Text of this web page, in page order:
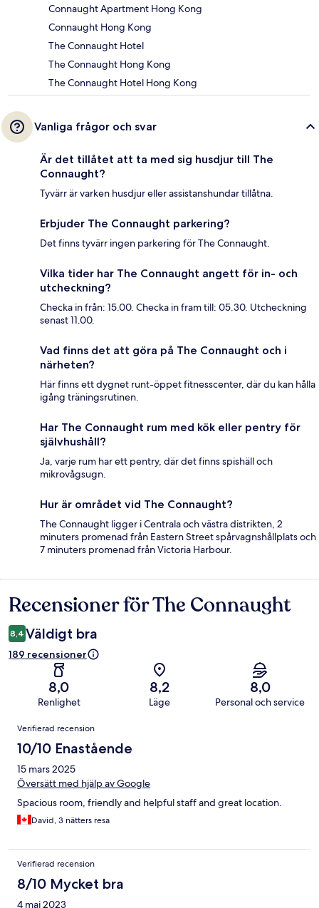
Connaught Apartment Hong Kong
Connaught Hong Kong
The Connaught Hotel
The Connaught Hong Kong
The Connaught Hotel Hong Kong
Vanliga frågor och svar
Är det tillåtet att ta med sig husdjur till The
Connaught?
Tyvärr är varken husdjur eller assistanshundar tillåtna.
Erbjuder The Connaught parkering?
Det finns tyvärr ingen parkering för The Connaught.
Vilka tider har The Connaught angett för in- och
utcheckning?
Checka in från: 15.00. Checka in fram till: 05.30. Utcheckning
senast 11.00.
Vad finns det att göra på The Connaught och i
närheten?
Här finns ett dygnet runt-öppet fitnesscenter, där du kan hålla
igång träningsrutinen.
Har The Connaught rum med kök eller pentry för
självhushåll?
Ja, varje rum har ett pentry, där det finns spishäll och
mikrovågsugn.
Hur är området vid The Connaught?
The Connaught ligger i Centrala och västra distrikten, 2
minuters promenad från Eastern Street spårvagnshållplats och
7 minuters promenad från Victoria Harbour.
Recensioner
Recensioner för The Connaught
8,4 Väldigt bra
189 recensioner
8,0
Renlighet
8,2
Läge
8,0
Personal och service
Recensioner
Verifierad recension
10/10 Enastående
15 mars 2025
Översätt med hjälp av Google
Spacious room, friendly and helpful staff and great location.
David, 3 nätters resa
Verifierad recension
8/10 Mycket bra
4 maj 2023